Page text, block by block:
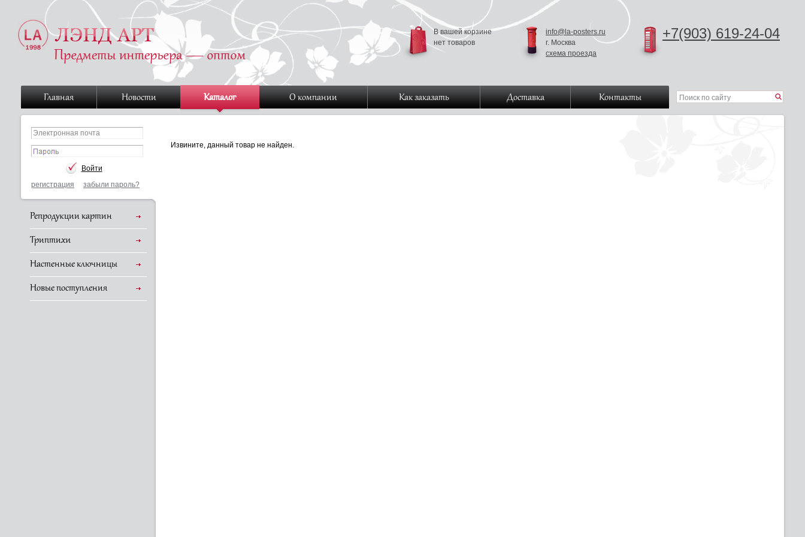
+7(903) 619-24-04
info@la-posters.ru
г. Москва
схема проезда
В вашей корзине
нет товаров
Главная Новости Каталог О компании Как заказать Доставка Контакты
регистрация забыли пароль?
Репродукции картин
Триптихи
Настенные ключницы
Новые поступления
Извините, данный товар не найден.